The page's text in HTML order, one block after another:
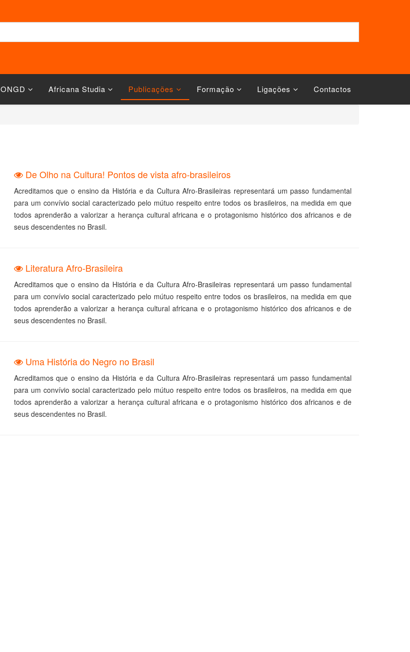
ONGD Africana Studia Publicações Formação Ligações Contactos
De Olho na Cultura! Pontos de vista afro-brasileiros
Acreditamos que o ensino da História e da Cultura Afro-Brasileiras representará um passo fundamental
para um convívio social caracterizado pelo mútuo respeito entre todos os brasileiros, na medida em que
todos aprenderão a valorizar a herança cultural africana e o protagonismo histórico dos africanos e de
seus descendentes no Brasil.
Literatura Afro-Brasileira
Acreditamos que o ensino da História e da Cultura Afro-Brasileiras representará um passo fundamental
para um convívio social caracterizado pelo mútuo respeito entre todos os brasileiros, na medida em que
todos aprenderão a valorizar a herança cultural africana e o protagonismo histórico dos africanos e de
seus descendentes no Brasil.
Uma História do Negro no Brasil
Acreditamos que o ensino da História e da Cultura Afro-Brasileiras representará um passo fundamental
para um convívio social caracterizado pelo mútuo respeito entre todos os brasileiros, na medida em que
todos aprenderão a valorizar a herança cultural africana e o protagonismo histórico dos africanos e de
seus descendentes no Brasil.